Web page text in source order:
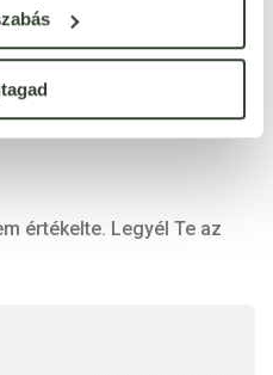
értékelte. Legyél Te az